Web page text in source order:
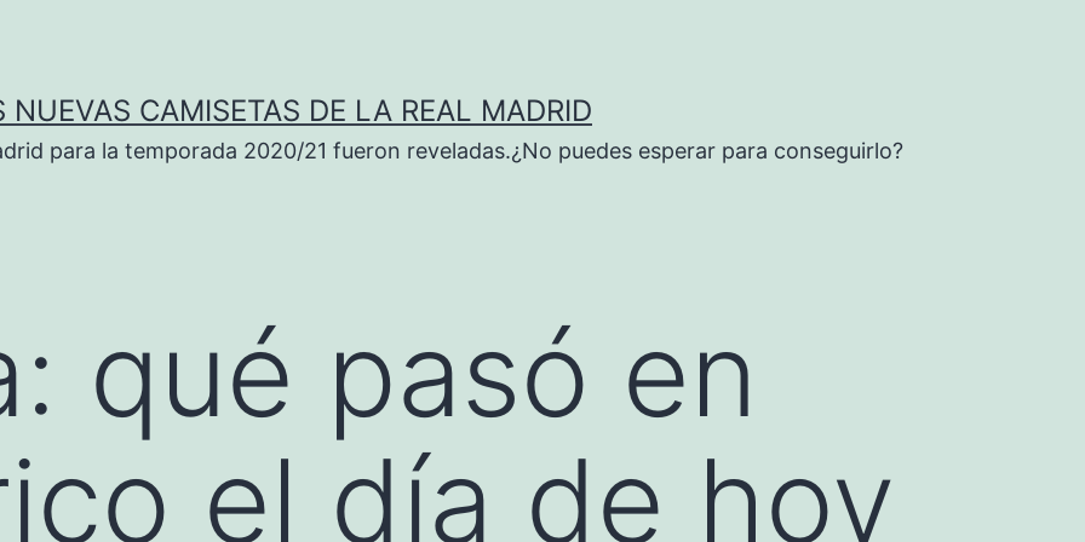
NUEVAS CAMISETAS DE LA REAL MADRID
para la temporada 2020/21 fueron reveladas.¿No puedes esperar para conseguirlo?
qué pasó en
el día de hoy